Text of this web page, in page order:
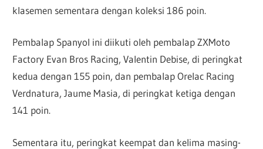
klasemen sementara dengan koleksi 186 poin.
Pembalap Spanyol ini diikuti oleh pembalap ZXMoto
Factory Evan Bros Racing, Valentin Debise, di peringkat
kedua dengan 155 poin, dan pembalap Orelac Racing
Verdnatura, Jaume Masia, di peringkat ketiga dengan
141 poin.
Sementara itu, peringkat keempat dan kelima masing-